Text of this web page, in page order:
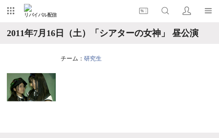
リバイバル配信
2011年7月16日（土）「シアターの女神」 昼公演
チーム： 研究生